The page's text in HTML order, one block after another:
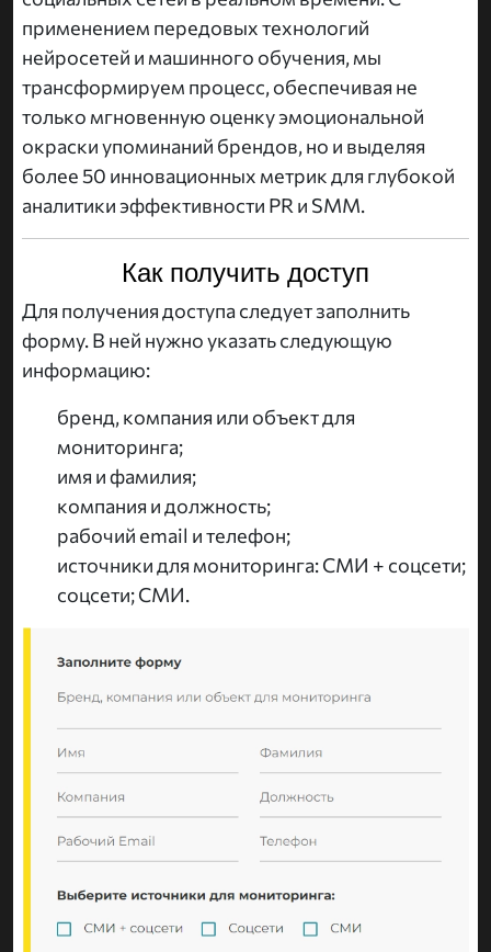
применением передовых технологий
нейросетей и машинного обучения, мы
трансформируем процесс, обеспечивая не
только мгновенную оценку эмоциональной
окраски упоминаний брендов, но и выделяя
более 50 инновационных метрик для глубокой
аналитики эффективности PR и SMM.
Как получить доступ
Для получения доступа следует заполнить
форму. В ней нужно указать следующую
информацию:
бренд, компания или объект для
мониторинга;
имя и фамилия;
компания и должность;
рабочий email и телефон;
источники для мониторинга: СМИ + соцсети;
соцсети; СМИ.